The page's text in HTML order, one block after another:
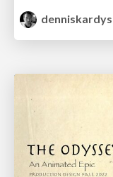
denniskardys